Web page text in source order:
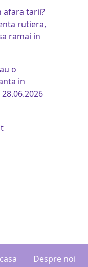
afara tarii?
rutiera,
ramai in
o
in
28.06.2026
Despre noi